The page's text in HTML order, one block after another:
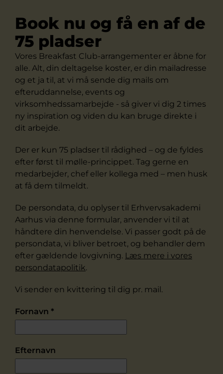
Book nu og få en af de
75 pladser
Vores Breakfast Club-arrangementer er åbne for
alle. Alt, din deltagelse koster, er din mailadresse
og et ja til, at vi må sende dig mails om
efteruddannelse, events og
virksomhedssamarbejde - så giver vi dig 2 times
ny inspiration og viden du kan bruge direkte i
dit arbejde.
Der er kun 75 pladser til rådighed – og de fyldes
efter først til mølle-princippet. Tag gerne en
medarbejder, chef eller kollega med – men husk
at få dem tilmeldt.
De persondata, du oplyser til Erhvervsakademi
Aarhus via denne formular, anvender vi til at
håndtere din henvendelse. Vi passer godt på de
persondata, vi bliver betroet, og behandler dem
efter gældende lovgivning. Læs mere i vores
persondatapolitik.
Vi sender en kvittering til dig pr. mail.
Fornavn *
Efternavn